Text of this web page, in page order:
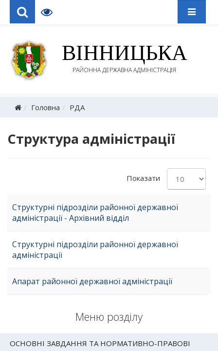
ВІННИЦЬКА
РАЙОННА ДЕРЖАВНА АДМІНІСТРАЦІЯ
Головна РДА
Меню розділу
ОСНОВНІ ЗАВДАННЯ ТА НОРМАТИВНО-ПРАВОВІ
Структура адміністрації
Показати
Структурні підрозділи районної державної
адміністрації - Архівний відділ
Структурні підрозділи районної державної
адміністрації
Апарат районної державної адміністрації